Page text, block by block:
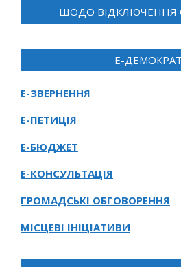
ЩОДО ВІДКЛЮЧЕННЯ
Е-
Е-ЗВЕРНЕННЯ
Е-ПЕТИЦІЯ
Е-БЮДЖЕТ
Е-КОНСУЛЬТАЦІЯ
ГРОМАДСЬКІ ОБГОВОРЕННЯ
МІСЦЕВІ ІНІЦІАТИВИ